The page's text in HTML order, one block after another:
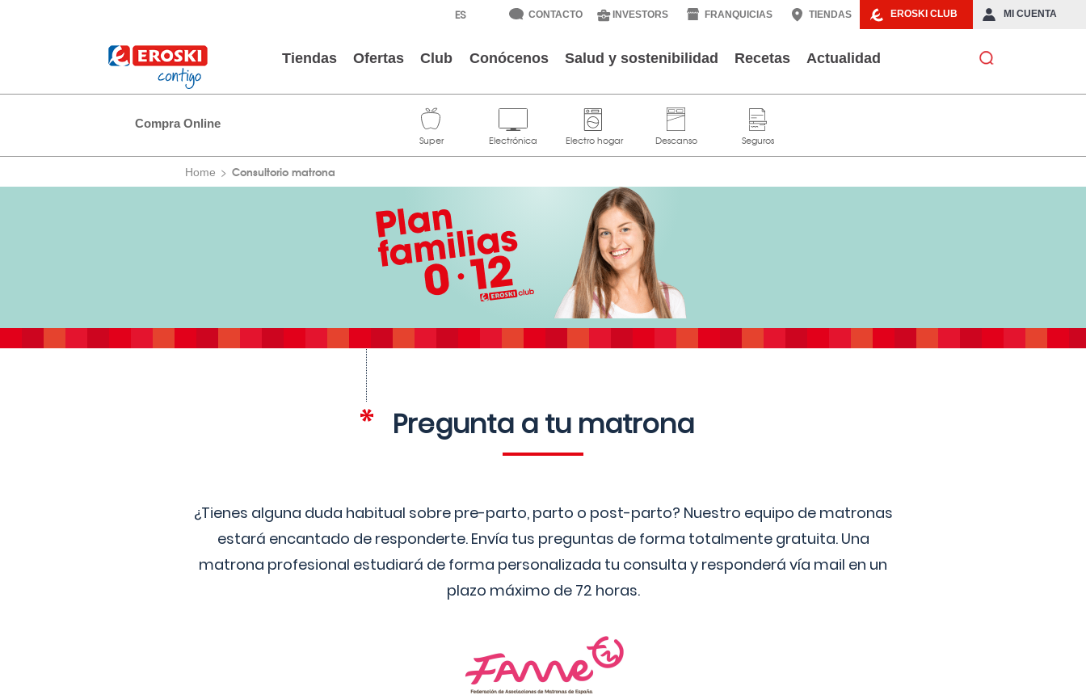
EROSKI CLUB MI CUENTA
CONTACTO INVESTORS FRANQUICIAS TIENDAS
Tiendas Ofertas Club Conócenos Salud y sostenibilidad Recetas Actualidad
Compra Online
Home Consultorio matrona
Pregunta a tu matrona
¿Tienes alguna duda habitual sobre pre-parto, parto o post-parto? Nuestro equipo de matronas
estará encantado de responderte. Envía tus preguntas de forma totalmente gratuita. Una
matrona profesional estudiará de forma personalizada tu consulta y responderá vía mail en un
plazo máximo de 72 horas.